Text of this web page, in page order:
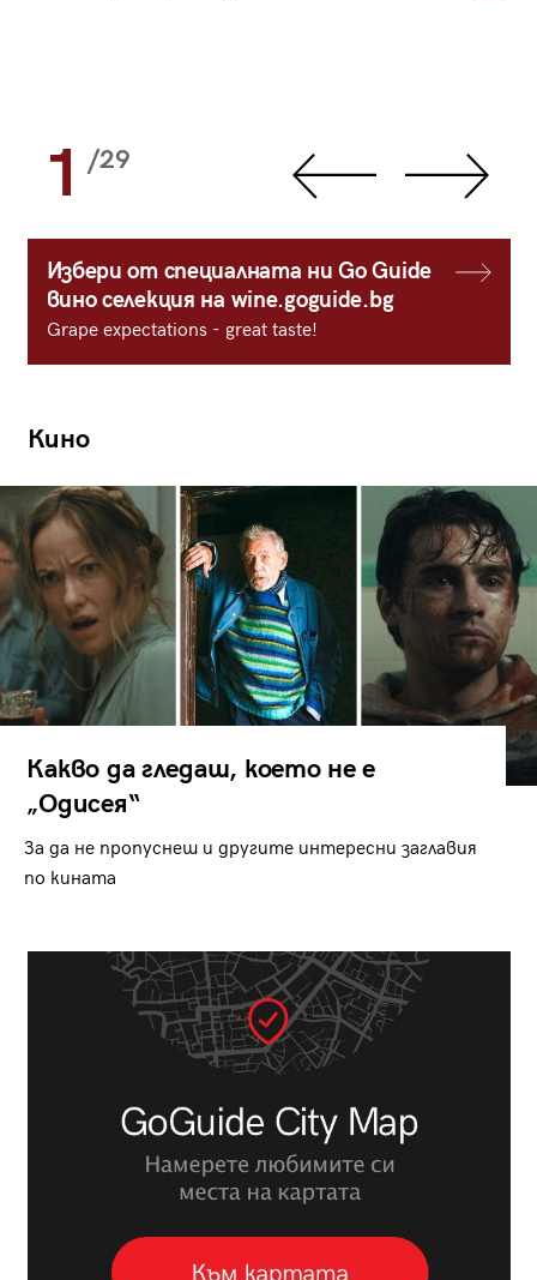
1 /29
Избери от специалната ни Go Guide
вино селекция на wine.goguide.bg
Grape expectations - great taste!
Кино
Какво да гледаш, което не е
„Одисея“
За да не пропуснеш и другите интересни заглавия
по кината